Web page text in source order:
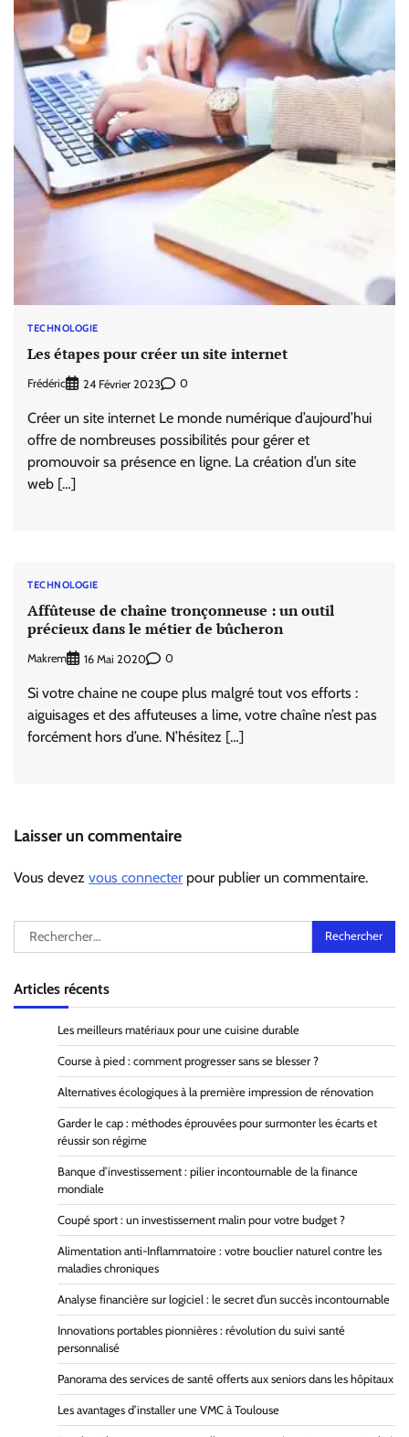
TECHNOLOGIE
Les étapes pour créer un site internet
Frédéric 24 Février 2023 0
Créer un site internet Le monde numérique d’aujourd’hui
offre de nombreuses possibilités pour gérer et
promouvoir sa présence en ligne. La création d’un site
web […]
TECHNOLOGIE
Affûteuse de chaîne tronçonneuse : un outil
précieux dans le métier de bûcheron
Makrem 16 Mai 2020 0
Si votre chaine ne coupe plus malgré tout vos efforts :
aiguisages et des affuteuses a lime, votre chaîne n’est pas
forcément hors d’une. N’hésitez […]
Laisser un commentaire
Vous devez vous connecter pour publier un commentaire.
Rechercher :
Articles récents
Les meilleurs matériaux pour une cuisine durable
Course à pied : comment progresser sans se blesser ?
Alternatives écologiques à la première impression de rénovation
Garder le cap : méthodes éprouvées pour surmonter les écarts et
réussir son régime
Banque d’investissement : pilier incontournable de la finance
mondiale
Coupé sport : un investissement malin pour votre budget ?
Alimentation anti-Inflammatoire : votre bouclier naturel contre les
maladies chroniques
Analyse financière sur logiciel : le secret d’un succès incontournable
Innovations portables pionnières : révolution du suivi santé
personnalisé
Panorama des services de santé offerts aux seniors dans les hôpitaux
Les avantages d’installer une VMC à Toulouse